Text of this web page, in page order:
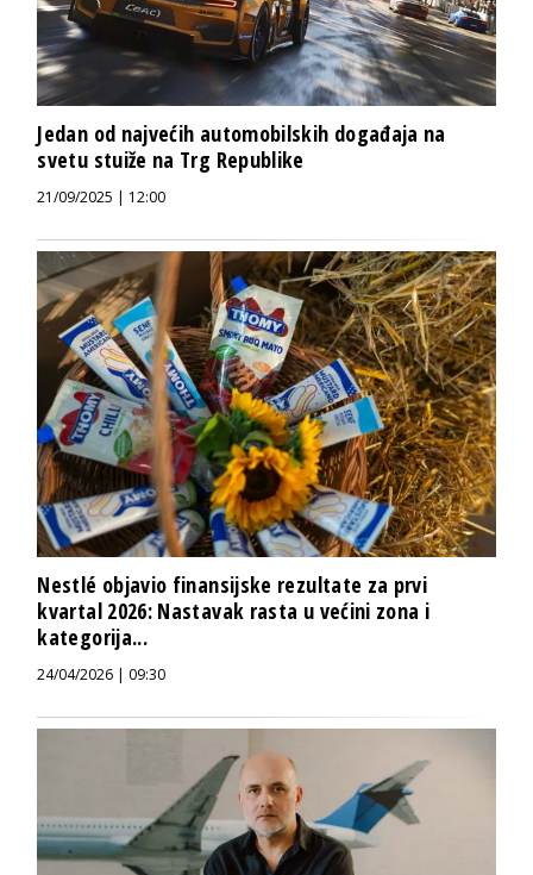
Jedan od najvećih automobilskih događaja na
svetu stuiže na Trg Republike
21/09/2025 | 12:00
Nestlé objavio finansijske rezultate za prvi
kvartal 2026: Nastavak rasta u većini zona i
kategorija...
24/04/2026 | 09:30